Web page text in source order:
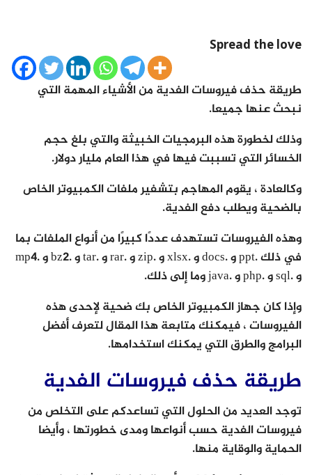
Spread the love
طريقة حذف فيروسات الفدية من الأشياء المهمة التي
نبحث عنها جميعا.
وذلك لخطورة هذه البرمجيات الخبيثة والتي بلغ حجم
الخسائر التي تسببت فيها في هذا العام مليار دولار.
وكالعادة ، يقوم المهاجم بتشفير ملفات الكمبيوتر الخاص
بالضحية ويطلب دفع الفدية.
وهذه الفيروسات تستهدف عددًا كبيرًا من أنواع الملفات بما
في ذلك .ppt و .docs و .xlsx و .zip و .rar و .tar و .bz2 و .mp4
و .sql و .php و .java وما إلى ذلك.
وإذا كان جهاز الكمبيوتر الخاص بك ضحية لإحدى هذه
الفيروسات ، فيمكنك متابعة هذا المقال لتعرف أفضل
البرامج والطرق التي يمكنك استخدامها.
طريقة حذف فيروسات الفدية
توجد العديد من الحلول التي تساعدكم على التخلص من
فيروسات الفدية حسب أنواعها ومدى خطورتها ، وأيضا
الحماية والوقاية منها.